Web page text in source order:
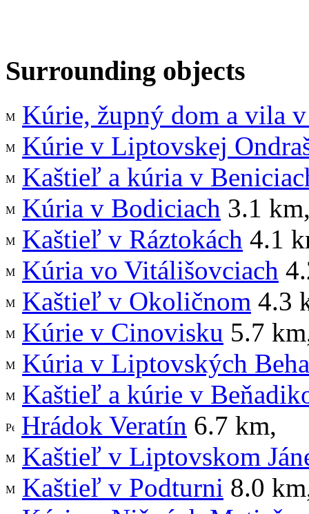
Surrounding objects
Kúrie, župný dom a vila
Kúrie v Liptovskej
Kaštieľ a kúria v
Kúria v Bodiciach 3.1 km
Kaštieľ v Ráztokách 4.1
Kúria vo Vitálišovciach
Kaštieľ v Okoličnom 4.3
Kúrie v Cinovisku 5.7 km
Kúria v Liptovských
Kaštieľ a kúrie v
Hrádok Veratín 6.7 km,
Kaštieľ v Liptovskom
Kaštieľ v Podturni 8.0 km